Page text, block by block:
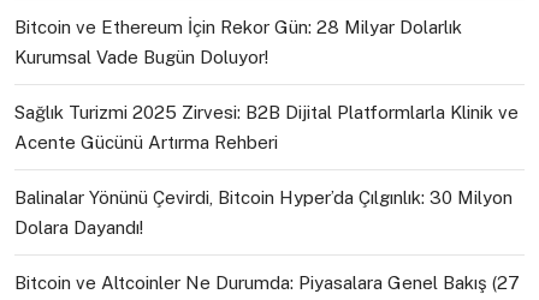
Bitcoin ve Ethereum İçin Rekor Gün: 28 Milyar Dolarlık
Kurumsal Vade Bugün Doluyor!
Sağlık Turizmi 2025 Zirvesi: B2B Dijital Platformlarla Klinik ve
Acente Gücünü Artırma Rehberi
Balinalar Yönünü Çevirdi, Bitcoin Hyper’da Çılgınlık: 30 Milyon
Dolara Dayandı!
Bitcoin ve Altcoinler Ne Durumda: Piyasalara Genel Bakış (27